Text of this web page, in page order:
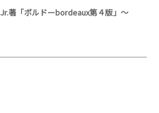
Jr.著「ボルドーbordeaux第４版」～